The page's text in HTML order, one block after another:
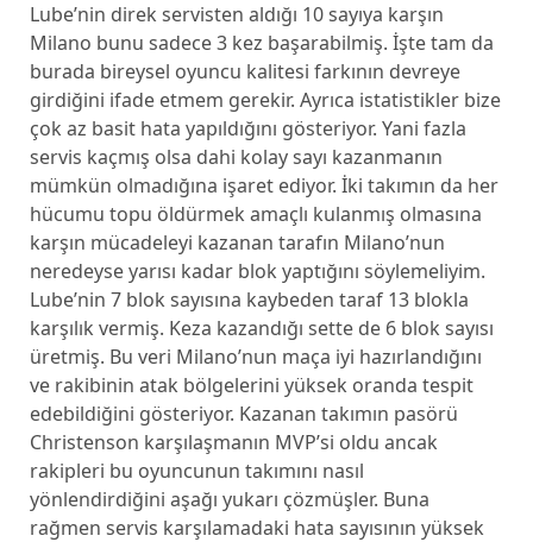
Lube’nin direk servisten aldığı 10 sayıya karşın
Milano bunu sadece 3 kez başarabilmiş. İşte tam da
burada bireysel oyuncu kalitesi farkının devreye
girdiğini ifade etmem gerekir. Ayrıca istatistikler bize
çok az basit hata yapıldığını gösteriyor. Yani fazla
servis kaçmış olsa dahi kolay sayı kazanmanın
mümkün olmadığına işaret ediyor. İki takımın da her
hücumu topu öldürmek amaçlı kulanmış olmasına
karşın mücadeleyi kazanan tarafın Milano’nun
neredeyse yarısı kadar blok yaptığını söylemeliyim.
Lube’nin 7 blok sayısına kaybeden taraf 13 blokla
karşılık vermiş. Keza kazandığı sette de 6 blok sayısı
üretmiş. Bu veri Milano’nun maça iyi hazırlandığını
ve rakibinin atak bölgelerini yüksek oranda tespit
edebildiğini gösteriyor. Kazanan takımın pasörü
Christenson karşılaşmanın MVP’si oldu ancak
rakipleri bu oyuncunun takımını nasıl
yönlendirdiğini aşağı yukarı çözmüşler. Buna
rağmen servis karşılamadaki hata sayısının yüksek